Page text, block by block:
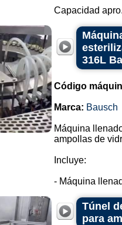
Capacidad
316L
Código
Marca: Bausch
Máquina
ampollas de
Incluye:
- Máquina
Túnel
para